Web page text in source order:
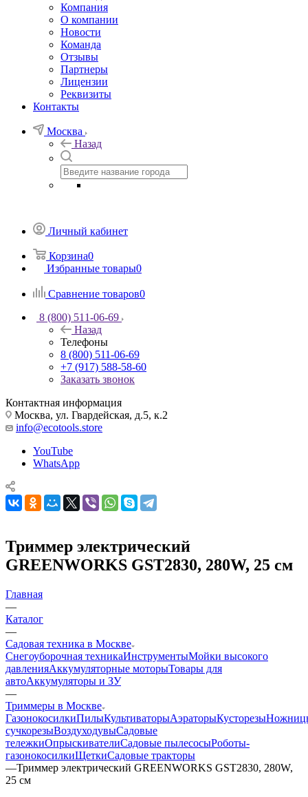
Компания
О компании
Новости
Команда
Отзывы
Партнеры
Лицензии
Реквизиты
Контакты
Москва
Назад
Личный кабинет
Корзина0
Избранные товары0
Сравнение товаров0
8 (800) 511-06-69
Назад
Телефоны
8 (800) 511-06-69
+7 (917) 588-58-60
Заказать звонок
Контактная информация
Москва, ул. Гвардейская, д.5, к.2
info@ecotools.store
YouTube
WhatsApp
Триммер электрический
GREENWORKS GST2830, 280W, 25 см
Главная
—
Каталог
—
Садовая техника в Москве
Снегоуборочная техникаИнструментыМойки высокого
давленияАккумуляторные моторыТовары для
автоАккумуляторы и ЗУ
—
Триммеры в Москве
ГазонокосилкиПилыКультиваторыАэраторыКусторезы
сучкорезыВоздуходувыСадовые
тележкиОпрыскивателиСадовые пылесосыРоботы-
газонокосилкиЩеткиСадовые тракторы
—Триммер электрический GREENWORKS GST2830, 280W,
25 см